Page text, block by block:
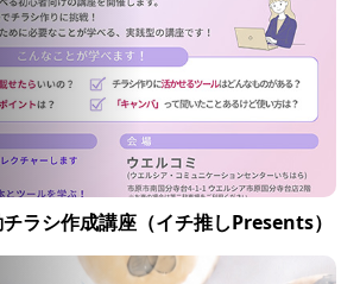
ラシ作成講座（イチ推しPresents）